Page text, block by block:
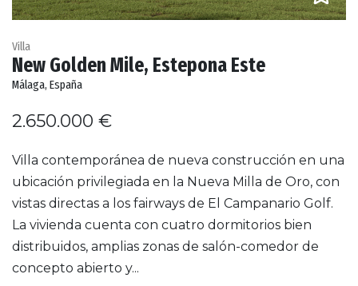
Villa
New Golden Mile, Estepona Este
Málaga, España
2.650.000 €
Villa contemporánea de nueva construcción en una
ubicación privilegiada en la Nueva Milla de Oro, con
vistas directas a los fairways de El Campanario Golf.
La vivienda cuenta con cuatro dormitorios bien
distribuidos, amplias zonas de salón-comedor de
concepto abierto y...